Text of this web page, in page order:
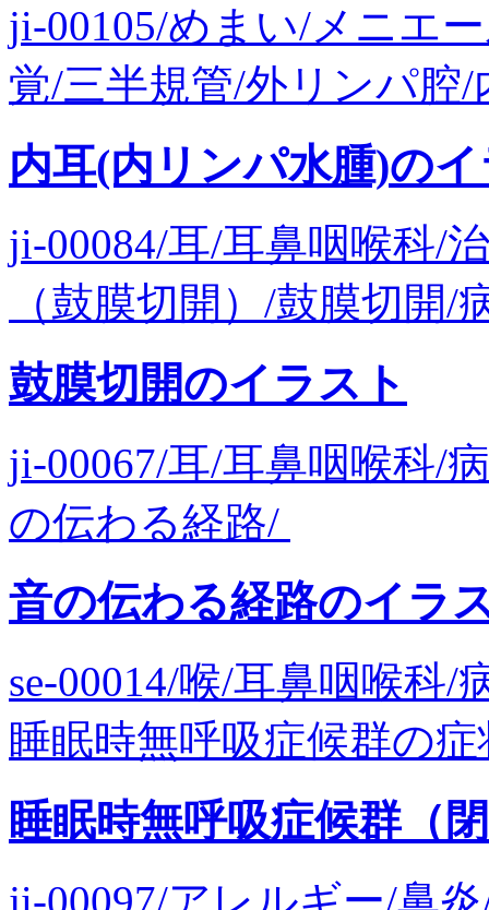
ji-00105/めまい/メニエ
覚/三半規管/外リンパ腔/
内耳(内リンパ水腫)の
ji-00084/耳/耳鼻咽喉科/
（鼓膜切開）/鼓膜切開/
鼓膜切開のイラスト
ji-00067/耳/耳鼻咽喉科/
の伝わる経路/
音の伝わる経路のイラ
se-00014/喉/耳鼻咽喉科
睡眠時無呼吸症候群の症
睡眠時無呼吸症候群（
ji-00097/アレルギー/鼻